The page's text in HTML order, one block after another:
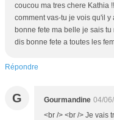
coucou ma tres chere Kathia
comment vas-tu je vois qu'il
bonne fete ma belle je sais
dis bonne fete a toutes les
Répondre
G Gourmandine 04/
<br /> <br /> Je vais